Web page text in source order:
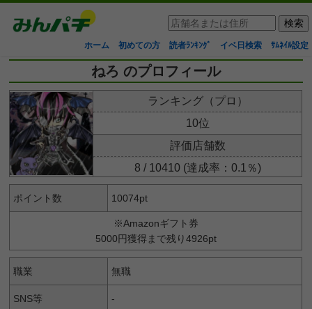
ホーム 初めての方 読者ﾗﾝｷﾝｸﾞ イベ日検索 ｻﾑﾈｲﾙ設定
ねろ のプロフィール
ランキング（プロ）
10位
評価店舗数
8 / 10410 (達成率：0.1％)
ポイント数 10074pt
※Amazonギフト券
5000円獲得まで残り4926pt
職業 無職
SNS等 -